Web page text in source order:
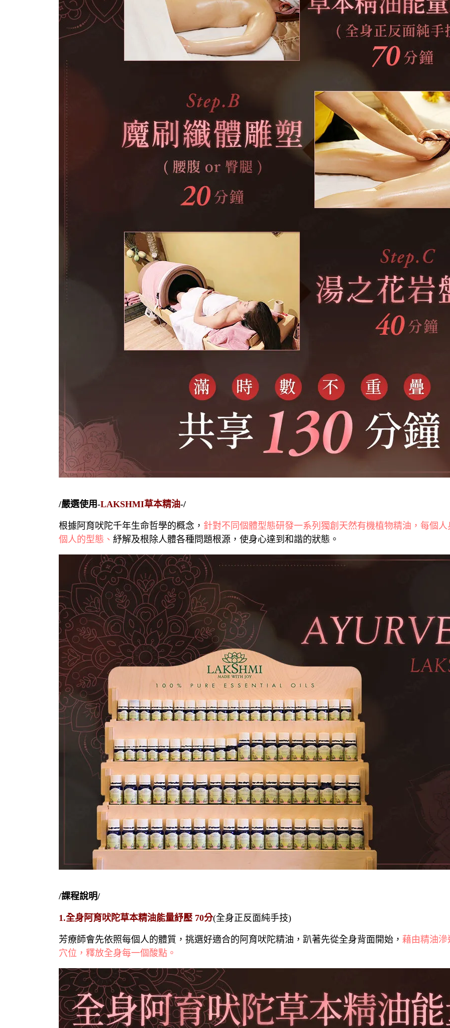
/嚴選使用-LAKSHMI草本精油-/
根據阿育吠陀千年生命哲學的概念， 針對不同個體型態研發一系列獨創天然有機植物精油，每個
個人的型態、 紓解及根除人體各種問題根源，使身心達到和諧的狀態。
/課程說明/
1.全身阿育吠陀草本精油能量紓壓 70分(全身正反面純手技)
芳療師會先依照每個人的體質，挑選好適合的阿育吠陀精油，趴著先從全身背面開始， 藉由精油
穴位，釋放全身每一個酸點。